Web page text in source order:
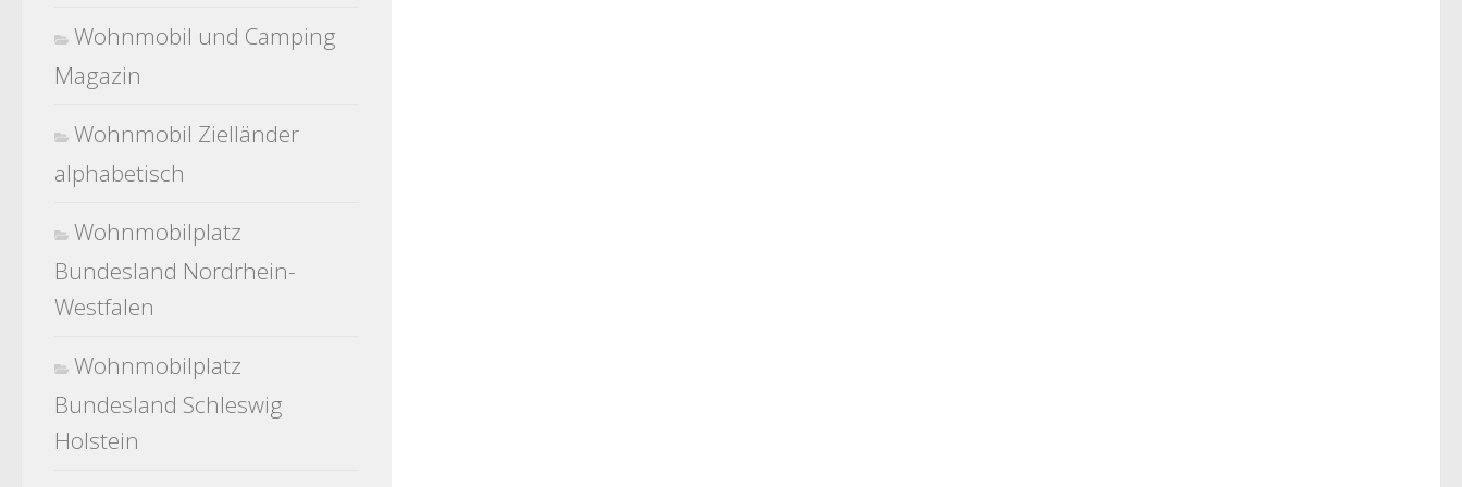
Wohnmobil und Camping
Magazin
Wohnmobil Zielländer
alphabetisch
Wohnmobilplatz
Bundesland Nordrhein-
Westfalen
Wohnmobilplatz
Bundesland Schleswig
Holstein